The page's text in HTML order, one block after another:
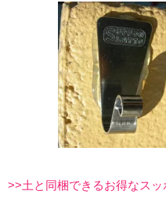
>>土と同梱できるお得なス